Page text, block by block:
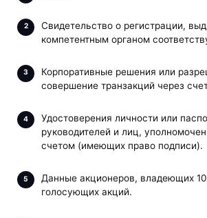
Свидетельство о регистрации,
компетентным органом
Корпоративные решения или
совершение транзакций через
Удостоверения личности или
руководителей и лиц,
счетом (имеющих право подписи).
Данные акционеров, владеющих
голосующих акций.